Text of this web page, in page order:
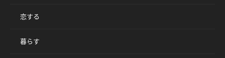
恋する
暮らす